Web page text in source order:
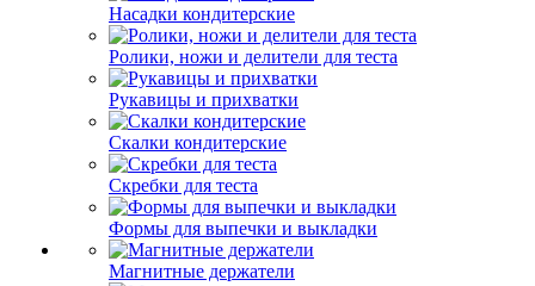
Насадки кондитерские
Ролики, ножи и делители для теста
Рукавицы и прихватки
Скалки кондитерские
Скребки для теста
Формы для выпечки и выкладки
Магнитные держатели